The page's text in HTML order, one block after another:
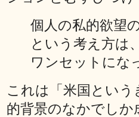
個人の私的欲望
という考え方は
ワンセットにな
これは「米国とい
的背景のなかでし